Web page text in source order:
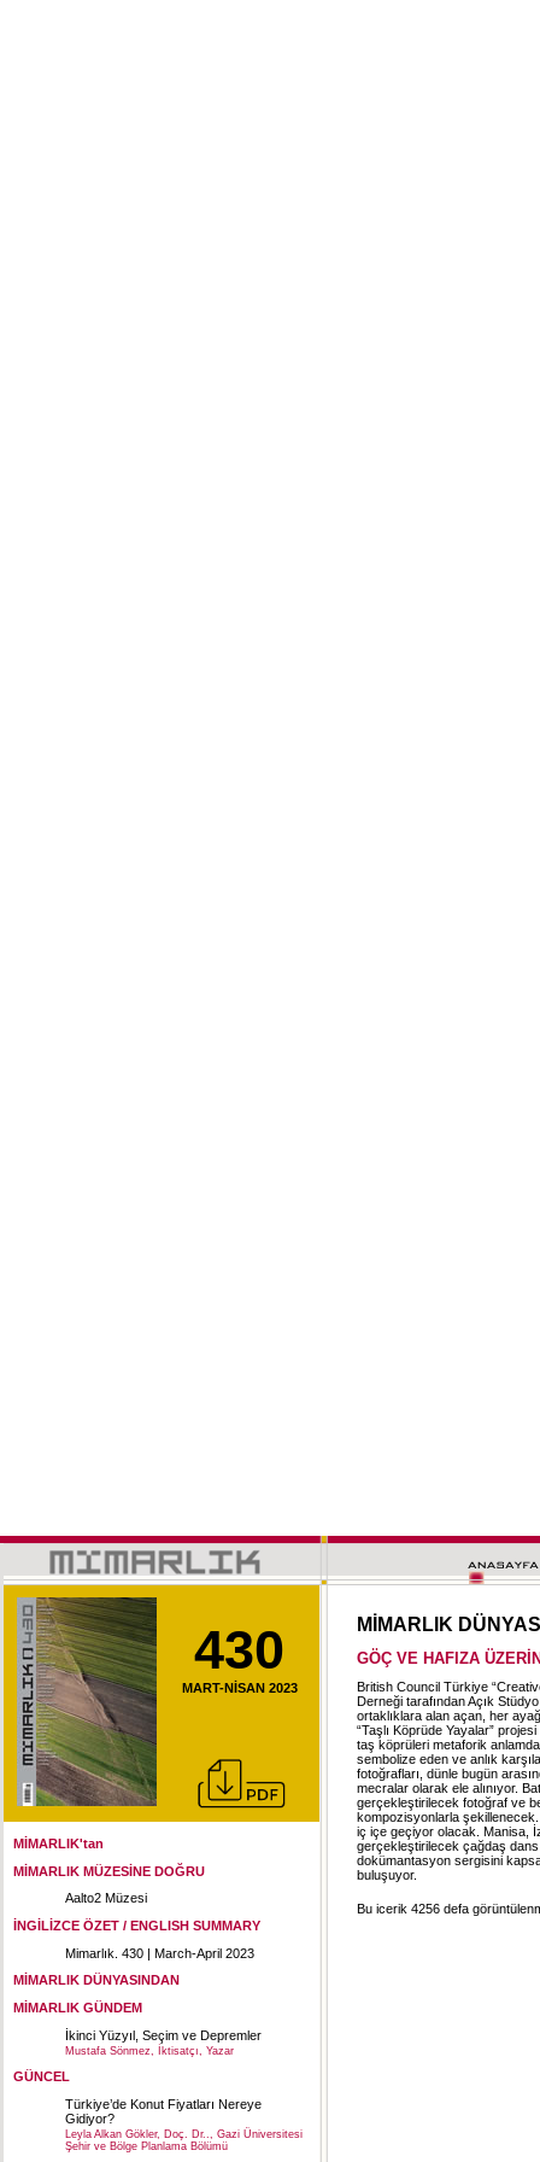
430
MART-NİSAN 2023
MİMARLIK'tan
MİMARLIK MÜZESİNE DOĞRU
Aalto2 Müzesi
İNGİLİZCE ÖZET / ENGLISH SUMMARY
Mimarlık. 430 | March-April 2023
MİMARLIK DÜNYASINDAN
MİMARLIK GÜNDEM
İkinci Yüzyıl, Seçim ve Depremler
Mustafa Sönmez, İktisatçı, Yazar
GÜNCEL
Türkiye’de Konut Fiyatları Nereye
Gidiyor?
Leyla Alkan Gökler, Doç. Dr.., Gazi Üniversitesi
Şehir ve Bölge Planlama Bölümü
MİMARLIK
GÖÇ VE HAFIZA
British Council Türkiye
Derneği tarafından Açık
ortaklıklara alan açan, her
“Taşlı Köprüde Yayalar”
taş köprüleri metaforik
sembolize eden ve anlık
fotoğrafları, dünle bugün
mecralar olarak ele alınıyor.
gerçekleştirilecek fotoğraf ve
kompozisyonlarla
iç içe geçiyor olacak. Manisa,
gerçekleştirilecek çağdaş
dokümantasyon sergisini
buluşuyor.
Bu icerik 4256 defa